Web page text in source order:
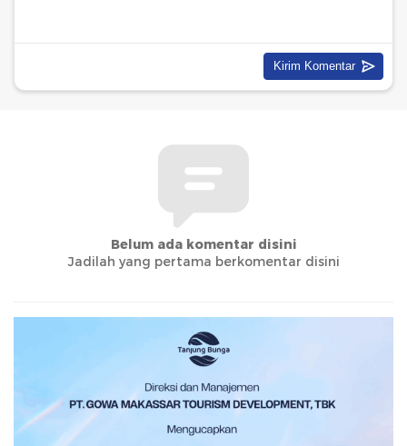
Belum ada komentar disini
Jadilah yang pertama berkomentar disini